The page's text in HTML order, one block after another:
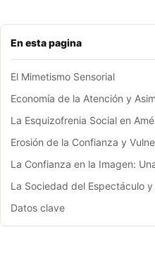
En esta pagina
El Mimetismo Sensorial
Economía de la Atención y
La Esquizofrenia Social en
Erosión de la Confianza y
La Confianza en la Imagen:
La Sociedad del Espectáculo y
Datos clave